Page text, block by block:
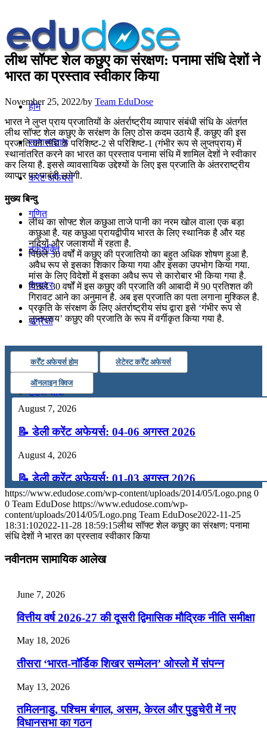
होम
सामान्यज्ञान
करेंट अफेयर्स
गणित
तर्कशक्ति
कंप्यूटर
अंग्रेजी
मॉक टेस्ट
टुडेज जीके
Menu Menu
लीथ सॉफ्ट शेल कछुए का संरक्षण: पनामा संधि देशों ने
भारत का प्रस्ताव स्वीकार किया
November 25, 2022/by Team EduDose
भारत ने लुप्त प्राय प्रजातियों के अंतर्राष्ट्रीय व्यापार संबंधी संधि के अंतर्गत
लीथ सॉफ्ट शेल कछुए के सरंक्षण के लिए ठोस कदम उठाये हैं. कछुए की इस
प्रजाति को संधि के परिशिष्ट-2 से परिशिष्ट-1 (गंभीर रूप से लुप्तप्राय) में
स्थानांतरित करने का भारत का प्रस्ताव पनामा संधि में शामिल देशों ने स्वीकार
कर लिया है. इससे व्यावसायिक उद्देश्यों के लिए इस प्रजाति के अंतरराष्ट्रीय
व्यापार पर पाबंदी लगेगी.
मुख्य बिन्दु
लीथ का सोफ्ट शेल कछुआ ताजे पानी का नरम खोल वाला एक बड़ा
कछुआ है. यह कछुआ प्रायद्वीपीय भारत के लिए स्थानिक है और यह
नदियों और जलाशयों में रहता है.
पिछले 30 वर्षों में कछुए की प्रजातियो का बहुत अधिक शोषण हुआ है.
अवैध रूप से इसका शिकार किया गया और इसका उपभोग किया गया.
मांस के लिए विदेशों में इसका अवैध रूप से कारोबार भी किया गया है.
पिछले 30 वर्षों में इस कछुए की प्रजाति की आबादी में 90 प्रतिशत की
गिरावट आने का अनुमान है. अब इस प्रजाति का पता लगाना मुश्किल है.
प्रकृति के संरक्षण के लिए अंतर्राष्ट्रीय संघ द्वारा इसे ‘गंभीर रूप से
लुप्तप्राय’ कछुए की प्रजाति के रूप में वर्गीकृत किया गया है.
कर्रेंट अफेयर्स होम लेटेस्ट कर्रेंट अफेयर्स
ऑनलाइन क्विज
August 7, 2026
📝 डेली करेंट अफेयर्स: 04-06 अगस्त 2026
August 4, 2026
📝 डेली करेंट अफेयर्स: 01-03 अगस्त 2026
July 31, 2026
📝 डेली करेंट अफेयर्स: 28-31 जुलाई 2026
July 25, 2026
📝 डेली करेंट अफेयर्स: 22-24 जुलाई 2026
July 22, 2026
📝 डेली करेंट अफेयर्स: 19-21 जुलाई 2026
July 19, 2026
📝 डेली करेंट अफेयर्स: 16-18 जुलाई 2026
https://www.edudose.com/wp-content/uploads/2014/05/Logo.png 0
0 Team EduDose https://www.edudose.com/wp-
content/uploads/2014/05/Logo.png Team EduDose2022-11-25
18:31:102022-11-28 18:59:15लीथ सॉफ्ट शेल कछुए का संरक्षण: पनामा
संधि देशों ने भारत का प्रस्ताव स्वीकार किया
नवीनतम सामायिक आलेख
June 7, 2026
वित्तीय वर्ष 2026-27 की दूसरी द्विमासिक मौद्रिक नीति समीक्षा
May 18, 2026
तीसरा ‘भारत-नॉर्डिक शिखर सम्मेलन’ ओस्लो में संपन्न
May 13, 2026
तमिलनाडु, पश्चिम बंगाल, असम, केरल और पुडुचेरी में नए
विधानसभा का गठन